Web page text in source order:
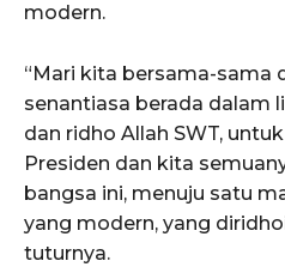
modern.
“Mari kita bersama-sama
senantiasa berada dalam
dan ridho Allah SWT,
Presiden dan kita
bangsa ini, menuju satu
yang modern, yang
tuturnya.